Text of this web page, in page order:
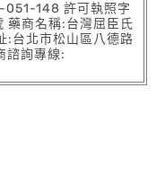
148 許可執照字
藥商名稱:台灣屈臣氏
:台北市松山區八德路
諮詢專線: